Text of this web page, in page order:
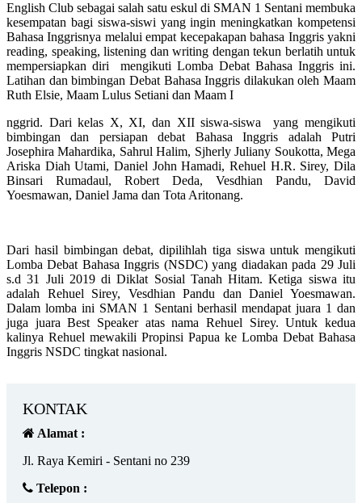
English Club sebagai salah satu eskul di SMAN 1 Sentani membuka
kesempatan bagi siswa-siswi yang ingin meningkatkan kompetensi
Bahasa Inggrisnya melalui empat kecepakapan bahasa Inggris yakni
reading, speaking, listening dan writing dengan tekun berlatih untuk
mempersiapkan diri mengikuti Lomba Debat Bahasa Inggris ini.
Latihan dan bimbingan Debat Bahasa Inggris dilakukan oleh Maam
Ruth Elsie, Maam Lulus Setiani dan Maam I
nggrid. Dari kelas X, XI, dan XII siswa-siswa yang mengikuti
bimbingan dan persiapan debat Bahasa Inggris adalah Putri
Josephira Mahardika, Sahrul Halim, Sjherly Juliany Soukotta, Mega
Ariska Diah Utami, Daniel John Hamadi, Rehuel H.R. Sirey, Dila
Binsari Rumadaul, Robert Deda, Vesdhian Pandu, David
Yoesmawan, Daniel Jama dan Tota Aritonang.
Dari hasil bimbingan debat, dipilihlah tiga siswa untuk mengikuti
Lomba Debat Bahasa Inggris (NSDC) yang diadakan pada 29 Juli
s.d 31 Juli 2019 di Diklat Sosial Tanah Hitam. Ketiga siswa itu
adalah Rehuel Sirey, Vesdhian Pandu dan Daniel Yoesmawan.
Dalam lomba ini SMAN 1 Sentani berhasil mendapat juara 1 dan
juga juara Best Speaker atas nama Rehuel Sirey. Untuk kedua
kalinya Rehuel mewakili Propinsi Papua ke Lomba Debat Bahasa
Inggris NSDC tingkat nasional.
KONTAK
Alamat :
Jl. Raya Kemiri - Sentani no 239
Telepon :